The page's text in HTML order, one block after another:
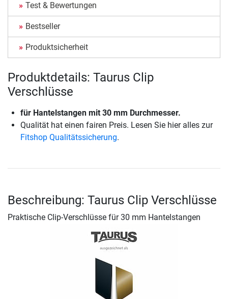
Test & Bewertungen
Bestseller
Produktsicherheit
Produktdetails: Taurus Clip
Verschlüsse
für Hantelstangen mit 30 mm Durchmesser.
Qualität hat einen fairen Preis. Lesen Sie hier alles zur
Fitshop Qualitätssicherung.
Beschreibung: Taurus Clip Verschlüsse
Praktische Clip-Verschlüsse für 30 mm Hantelstangen